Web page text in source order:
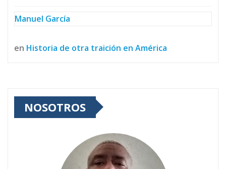
Manuel García
en Historia de otra traición en América
NOSOTROS